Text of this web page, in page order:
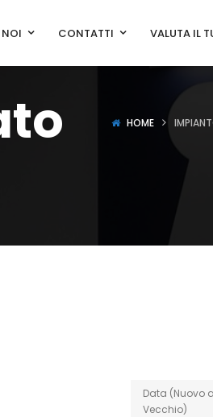
NOI CONTATTI VALUTA IL
HOME
Data (Nuovo a
Vecchio)